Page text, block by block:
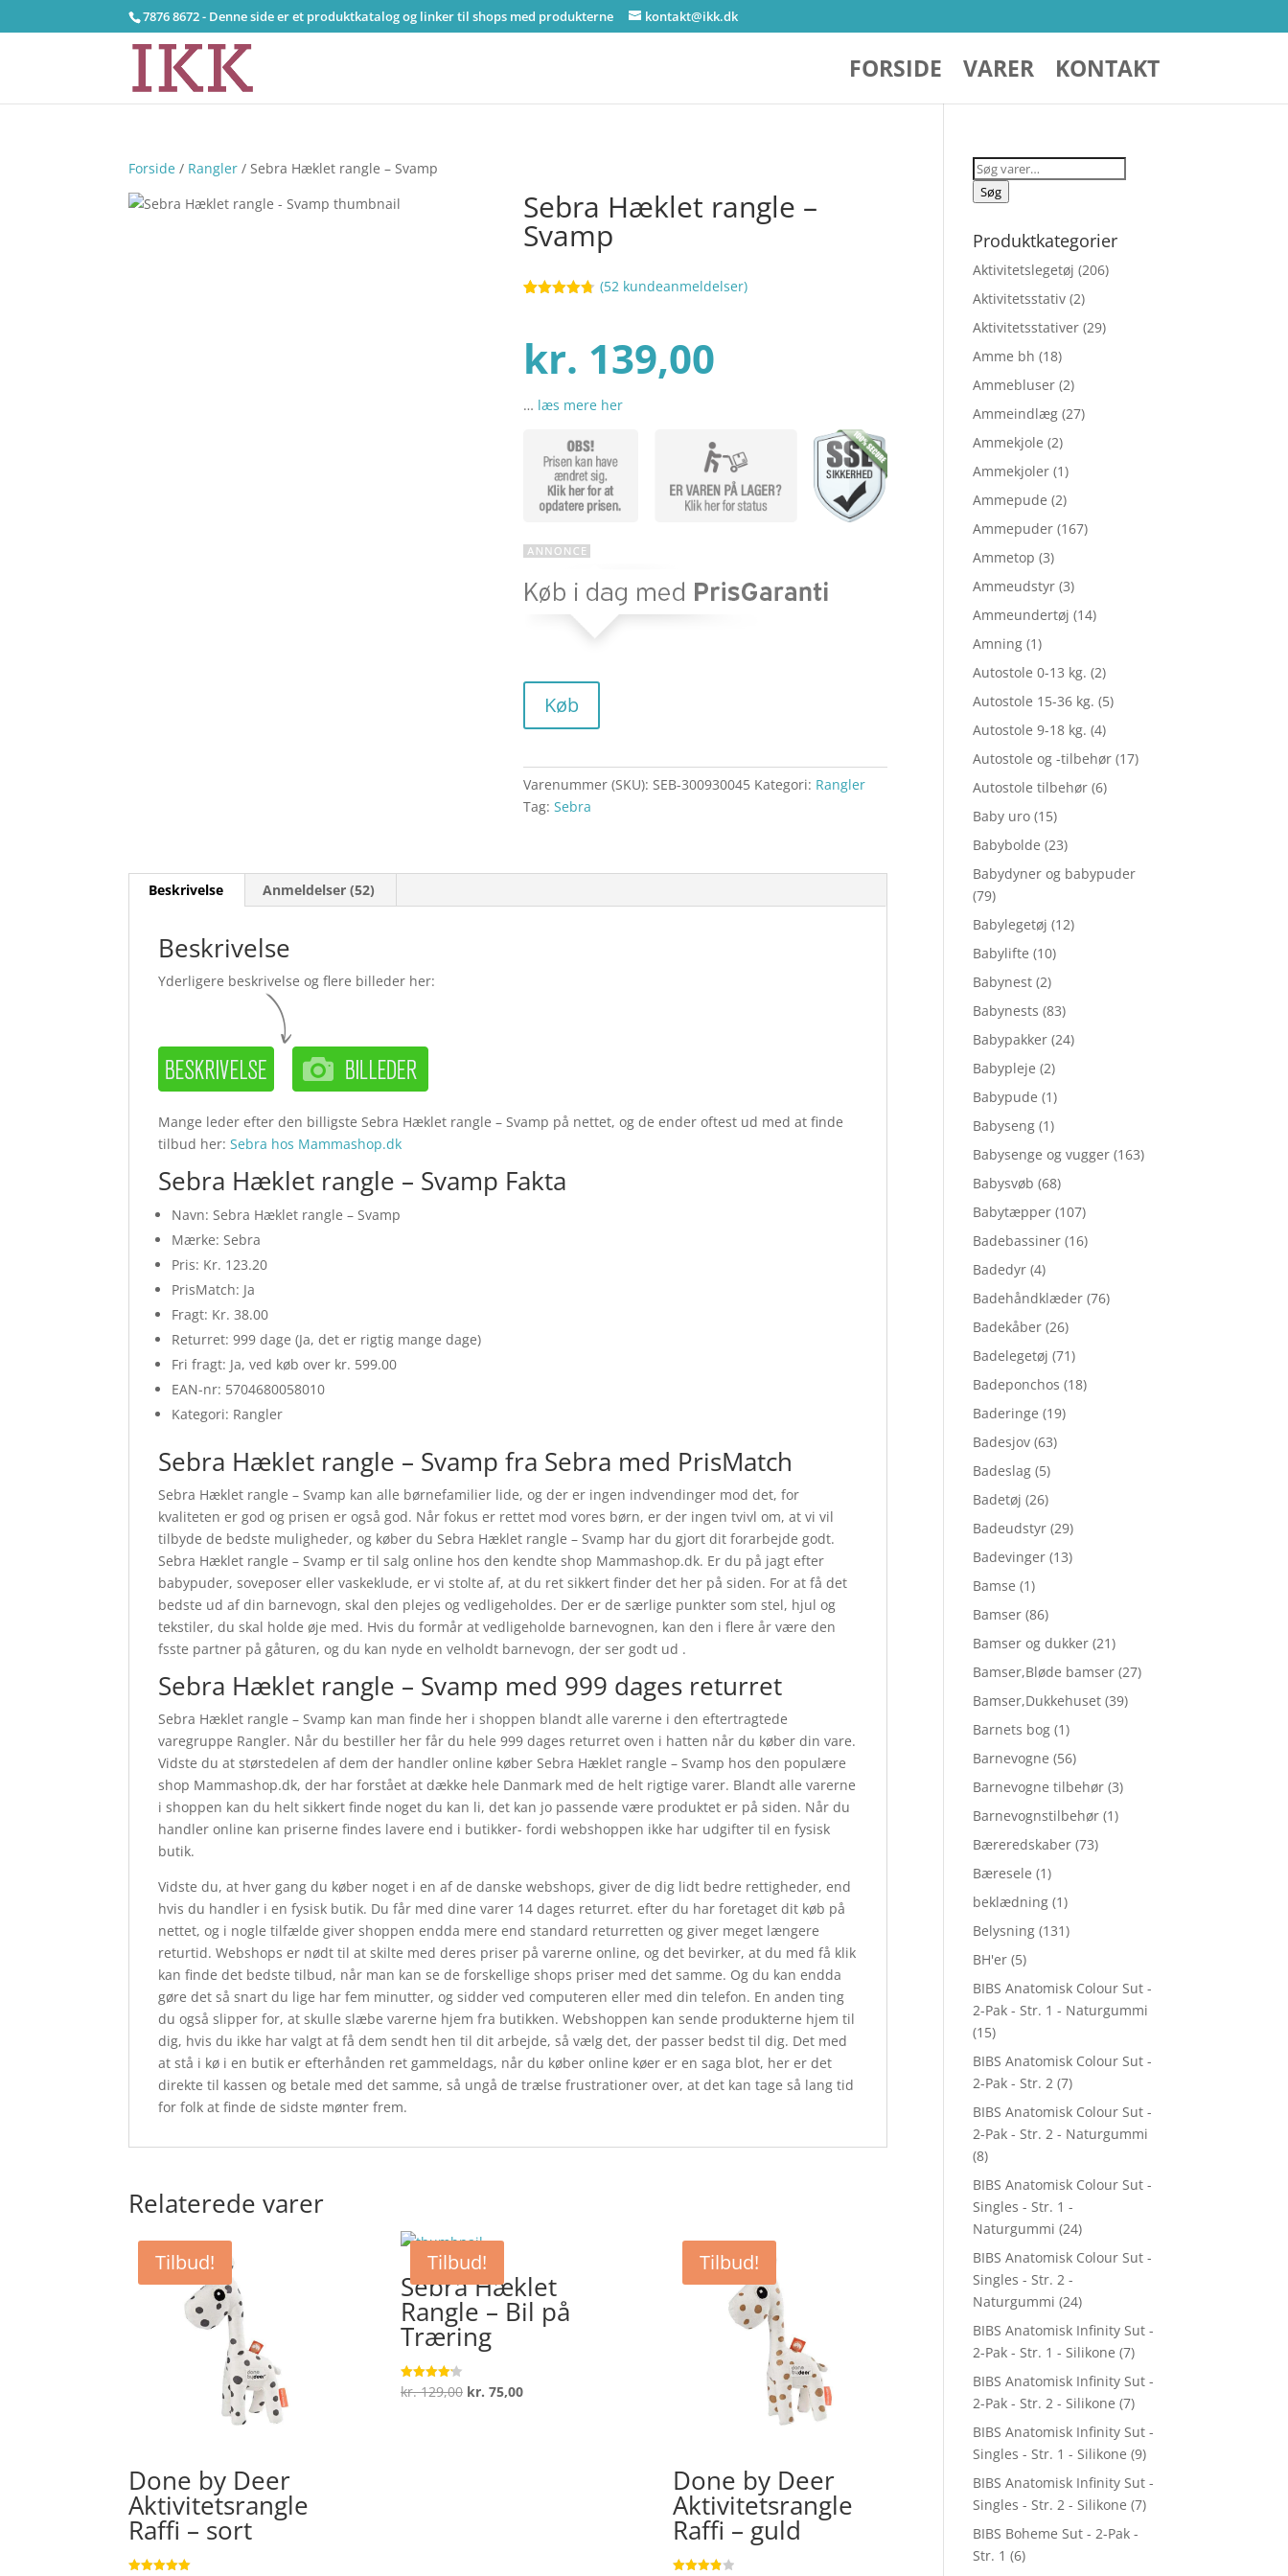
7876 8672 - Denne side er et produktkatalog og linker til shops med produkterne kontakt@ikk.dk
FORSIDE VARER KONTAKT
Forside / Rangler / Sebra Hæklet rangle – Svamp
Sebra Hæklet rangle –
Svamp
baseret på
kundebedø
mmelser
(52kundeanmeldelser)
kr. 139,00
… læs mere her
Køb
Varenummer (SKU):SEB-300930045 Kategori: Rangler
Tag:Sebra
Beskrivelse Anmeldelser (52)
Beskrivelse
Yderligere beskrivelse og flere billeder her:
Mange leder efter den billigste Sebra Hæklet rangle – Svamp på nettet, og de ender oftest ud med at finde
tilbud her:Sebra hos Mammashop.dk
Sebra Hæklet rangle – Svamp Fakta
Navn: Sebra Hæklet rangle – Svamp
Mærke: Sebra
Pris: Kr. 123.20
PrisMatch: Ja
Fragt: Kr. 38.00
Returret: 999 dage (Ja, det er rigtig mange dage)
Fri fragt: Ja, ved køb over kr. 599.00
EAN-nr: 5704680058010
Kategori: Rangler
Sebra Hæklet rangle – Svamp fra Sebra med PrisMatch
Sebra Hæklet rangle – Svamp kan alle børnefamilier lide, og der er ingen indvendinger mod det, for
kvaliteten er god og prisen er også god. Når fokus er rettet mod vores børn, er der ingen tvivl om, at vi vil
tilbyde de bedste muligheder, og køber du Sebra Hæklet rangle – Svamp har du gjort dit forarbejde godt.
Sebra Hæklet rangle – Svamp er til salg online hos den kendte shop Mammashop.dk. Er du på jagt efter
babypuder, soveposer eller vaskeklude, er vi stolte af, at du ret sikkert finder det her på siden. For at få det
bedste ud af din barnevogn, skal den plejes og vedligeholdes. Der er de særlige punkter som stel, hjul og
tekstiler, du skal holde øje med. Hvis du formår at vedligeholde barnevognen, kan den i flere år være den
fsste partner på gåturen, og du kan nyde en velholdt barnevogn, der ser godt ud .
Sebra Hæklet rangle – Svamp med 999 dages returret
Sebra Hæklet rangle – Svamp kan man finde her i shoppen blandt alle varerne i den eftertragtede
varegruppe Rangler. Når du bestiller her får du hele 999 dages returret oven i hatten når du køber din vare.
Vidste du at størstedelen af dem der handler online køber Sebra Hæklet rangle – Svamp hos den populære
shop Mammashop.dk, der har forstået at dække hele Danmark med de helt rigtige varer. Blandt alle varerne
i shoppen kan du helt sikkert finde noget du kan li, det kan jo passende være produktet er på siden. Når du
handler online kan priserne findes lavere end i butikker- fordi webshoppen ikke har udgifter til en fysisk
butik.
Vidste du, at hver gang du køber noget i en af de danske webshops, giver de dig lidt bedre rettigheder, end
hvis du handler i en fysisk butik. Du får med dine varer 14 dages returret. efter du har foretaget dit køb på
nettet, og i nogle tilfælde giver shoppen endda mere end standard returretten og giver meget længere
returtid. Webshops er nødt til at skilte med deres priser på varerne online, og det bevirker, at du med få klik
kan finde det bedste tilbud, når man kan se de forskellige shops priser med det samme. Og du kan endda
gøre det så snart du lige har fem minutter, og sidder ved computeren eller med din telefon. En anden ting
du også slipper for, at skulle slæbe varerne hjem fra butikken. Webshoppen kan sende produkterne hjem til
dig, hvis du ikke har valgt at få dem sendt hen til dit arbejde, så vælg det, der passer bedst til dig. Det med
at stå i kø i en butik er efterhånden ret gammeldags, når du køber online køer er en saga blot, her er det
direkte til kassen og betale med det samme, så ungå de trælse frustrationer over, at det kan tage så lang tid
for folk at finde de sidste mønter frem.
Relaterede varer
Tilbud!
Done by Deer
Aktivitetsrangle
Raffi – sort
Tilbud!
Sebra Hæklet
Rangle – Bil på
Træring
Vurderet
4.2
kr.129,00 Den
kr. 75,00Den
Tilbud!
Done by Deer
Aktivitetsrangle
Raffi – guld
Søg
efter:
Søg
Produktkategorier
Aktivitetslegetøj (206)
Aktivitetsstativ (2)
Aktivitetsstativer (29)
Amme bh (18)
Ammebluser (2)
Ammeindlæg (27)
Ammekjole (2)
Ammekjoler (1)
Ammepude (2)
Ammepuder (167)
Ammetop (3)
Ammeudstyr (3)
Ammeundertøj (14)
Amning (1)
Autostole 0-13 kg. (2)
Autostole 15-36 kg. (5)
Autostole 9-18 kg. (4)
Autostole og -tilbehør (17)
Autostole tilbehør (6)
Baby uro (15)
Babybolde (23)
Babydyner og babypuder
(79)
Babylegetøj (12)
Babylifte (10)
Babynest (2)
Babynests (83)
Babypakker (24)
Babypleje (2)
Babypude (1)
Babyseng (1)
Babysenge og vugger (163)
Babysvøb (68)
Babytæpper (107)
Badebassiner (16)
Badedyr (4)
Badehåndklæder (76)
Badekåber (26)
Badelegetøj (71)
Badeponchos (18)
Baderinge (19)
Badesjov (63)
Badeslag (5)
Badetøj (26)
Badeudstyr (29)
Badevinger (13)
Bamse (1)
Bamser (86)
Bamser og dukker (21)
Bamser,Bløde bamser (27)
Bamser,Dukkehuset (39)
Barnets bog (1)
Barnevogne (56)
Barnevogne tilbehør (3)
Barnevognstilbehør (1)
Bæreredskaber (73)
Bæresele (1)
beklædning (1)
Belysning (131)
BH'er (5)
BIBS Anatomisk Colour Sut -
2-Pak - Str. 1 - Naturgummi
(15)
BIBS Anatomisk Colour Sut -
2-Pak - Str. 2 (7)
BIBS Anatomisk Colour Sut -
2-Pak - Str. 2 - Naturgummi
(8)
BIBS Anatomisk Colour Sut -
Singles - Str. 1 -
Naturgummi (24)
BIBS Anatomisk Colour Sut -
Singles - Str. 2 -
Naturgummi (24)
BIBS Anatomisk Infinity Sut -
2-Pak - Str. 1 - Silikone (7)
BIBS Anatomisk Infinity Sut -
2-Pak - Str. 2 - Silikone (7)
BIBS Anatomisk Infinity Sut -
Singles - Str. 1 - Silikone (9)
BIBS Anatomisk Infinity Sut -
Singles - Str. 2 - Silikone (7)
BIBS Boheme Sut - 2-Pak -
Str. 1 (6)